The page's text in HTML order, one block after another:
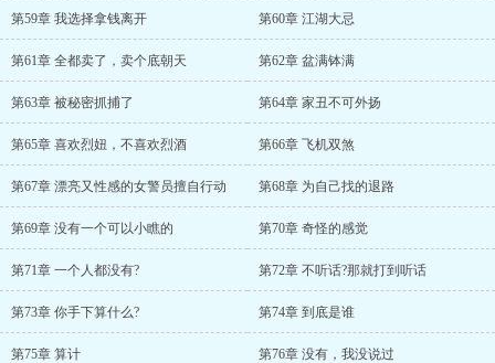
第59章 我选择拿钱离开 第60章 江湖大忌
第61章 全都卖了，卖个底朝天 第62章 盆满钵满
第63章 被秘密抓捕了 第64章 家丑不可外扬
第65章 喜欢烈妞，不喜欢烈酒 第66章 飞机双煞
第67章 漂亮又性感的女警员擅自行动 第68章 为自己找的退路
第69章 没有一个可以小瞧的 第70章 奇怪的感觉
第71章 一个人都没有? 第72章 不听话?那就打到听话
第73章 你手下算什么? 第74章 到底是谁
第75章 算计 第76章 没有，我没说过